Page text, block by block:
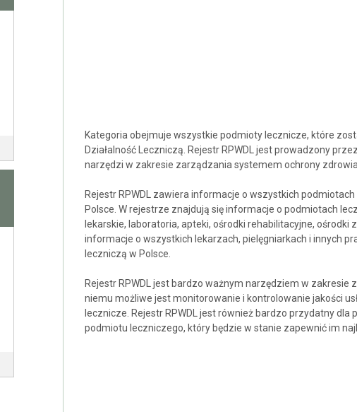
Kategoria obejmuje wszystkie podmioty lecznicze, które
Działalność Leczniczą. Rejestr RPWDL jest prowadzony
narzędzi w zakresie zarządzania systemem ochrony zdrowia
Rejestr RPWDL zawiera informacje o wszystkich
Polsce. W rejestrze znajdują się informacje o podmiotach
lekarskie, laboratoria, apteki, ośrodki rehabilitacyjne,
informacje o wszystkich lekarzach, pielęgniarkach i innych
leczniczą w Polsce.
Rejestr RPWDL jest bardzo ważnym narzędziem w
niemu możliwe jest monitorowanie i kontrolowanie jakości
lecznicze. Rejestr RPWDL jest również bardzo przydatny
podmiotu leczniczego, który będzie w stanie zapewnić im